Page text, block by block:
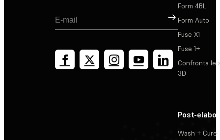
Registrati
Form 4BL
Form Auto
Fuse X1
Fuse 1+
Confronta le
3D
Post-
Wash + Cure